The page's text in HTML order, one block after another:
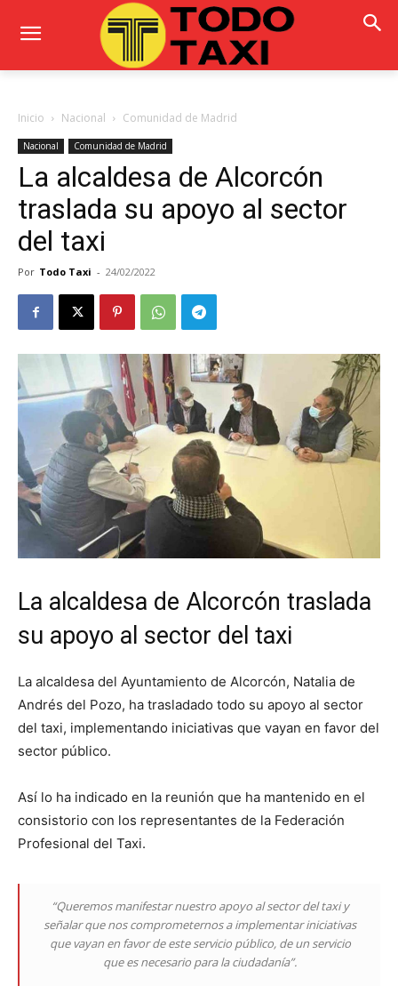
Inicio Nacional Comunidad de Madrid
Nacional Comunidad de Madrid
La alcaldesa de Alcorcón
traslada su apoyo al sector
del taxi
Por Todo Taxi - 24/02/2022
La alcaldesa de Alcorcón traslada
su apoyo al sector del taxi
La alcaldesa del Ayuntamiento de Alcorcón, Natalia de
Andrés del Pozo, ha trasladado todo su apoyo al sector
del taxi, implementando iniciativas que vayan en favor del
sector público.
Así lo ha indicado en la reunión que ha mantenido en el
consistorio con los representantes de la Federación
Profesional del Taxi.
“Queremos manifestar nuestro apoyo al sector del taxi y
señalar que nos comprometernos a implementar iniciativas
que vayan en favor de este servicio público, de un servicio
que es necesario para la ciudadanía”.